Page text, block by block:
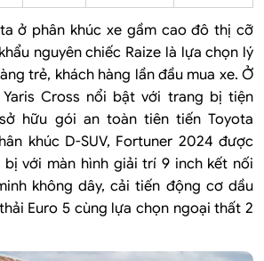
ở phân khúc xe gầm cao đô thị cỡ
nguyên chiếc Raize là lựa chọn lý
trẻ, khách hàng lần đầu mua xe. Ở
Yaris Cross nổi bật với trang bị tiện
hữu gói an toàn tiên tiến Toyota
khúc D-SUV, Fortuner 2024 được
bị với màn hình giải trí 9 inch kết nối
không dây, cải tiến động cơ dầu
Euro 5 cùng lựa chọn ngoại thất 2